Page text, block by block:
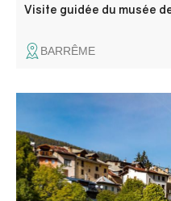
Visite guidée du musée
BARRÊME
Une balade contée où
l’ONF se croisent pour
reboisement.